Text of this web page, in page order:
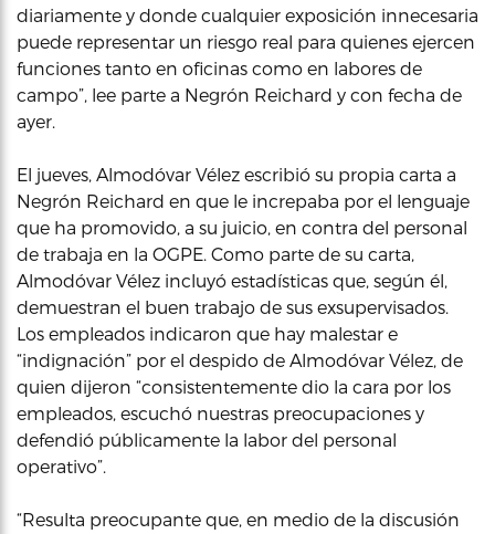
diariamente y donde cualquier exposición innecesaria
puede representar un riesgo real para quienes ejercen
funciones tanto en oficinas como en labores de
campo”, lee parte a Negrón Reichard y con fecha de
ayer.
El jueves, Almodóvar Vélez escribió su propia carta a
Negrón Reichard en que le increpaba por el lenguaje
que ha promovido, a su juicio, en contra del personal
de trabaja en la OGPE. Como parte de su carta,
Almodóvar Vélez incluyó estadísticas que, según él,
demuestran el buen trabajo de sus exsupervisados.
Los empleados indicaron que hay malestar e
“indignación” por el despido de Almodóvar Vélez, de
quien dijeron “consistentemente dio la cara por los
empleados, escuchó nuestras preocupaciones y
defendió públicamente la labor del personal
operativo”.
“Resulta preocupante que, en medio de la discusión